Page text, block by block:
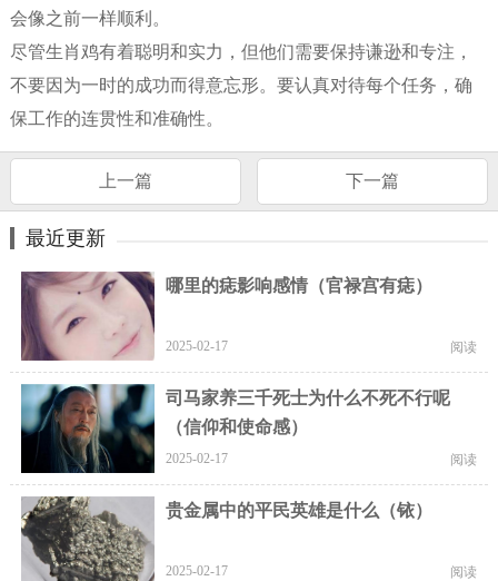
会像之前一样顺利。
尽管生肖鸡有着聪明和实力，但他们需要保持谦逊和专注，
不要因为一时的成功而得意忘形。要认真对待每个任务，确
保工作的连贯性和准确性。
上一篇 下一篇
最近更新
哪里的痣影响感情（官禄宫有痣）
2025-02-17 阅读
司马家养三千死士为什么不死不行呢
（信仰和使命感）
2025-02-17 阅读
贵金属中的平民英雄是什么（铱）
2025-02-17 阅读